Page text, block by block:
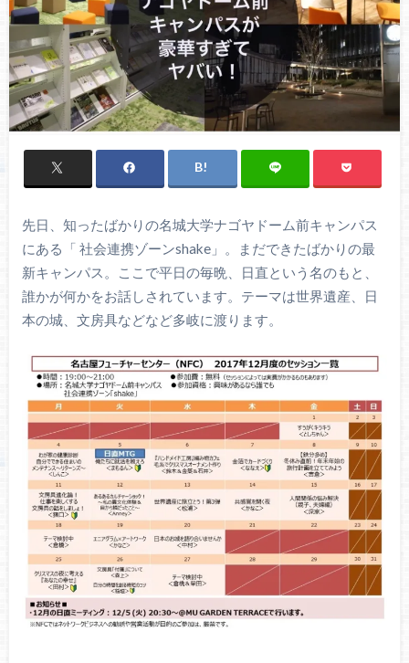
先日、知ったばかりの名城大学ナゴヤドーム前キャンパス
にある「 社会連携ゾーンshake」。まだできたばかりの最
新キャンパス。ここで平日の毎晩、日直という名のもと、
誰かが何かをお話しされています。テーマは世界遺産、日
本の城、文房具などなど多岐に渡ります。